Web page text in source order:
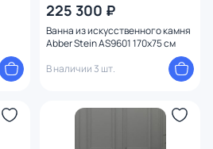
225 300 ₽
Ванна из искусственного камня
Abber Stein AS9601 170х75 см
В наличии 3 шт.